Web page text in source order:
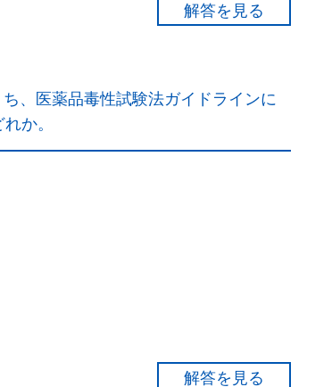
生上のリスクは相対的に「低い」。
、医薬品毒性試験法ガイドラインに
か。